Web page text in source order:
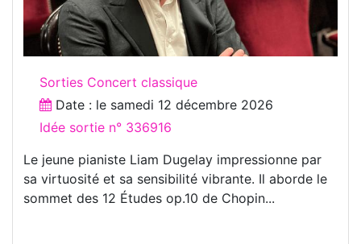
Sorties Concert classique
Date : le samedi 12 décembre 2026
Idée sortie n° 336916
Le jeune pianiste Liam Dugelay impressionne par
sa virtuosité et sa sensibilité vibrante. Il aborde le
sommet des 12 Études op.10 de Chopin...